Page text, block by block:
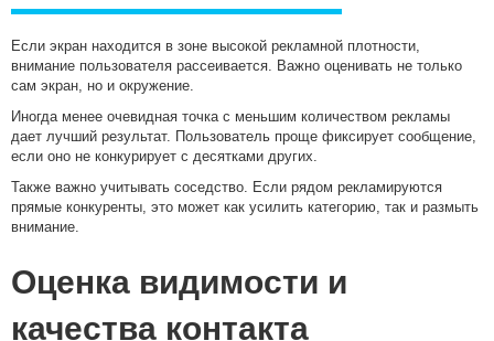
Если экран находится в зоне высокой рекламной плотности,
внимание пользователя рассеивается. Важно оценивать не только
сам экран, но и окружение.
Иногда менее очевидная точка с меньшим количеством рекламы
дает лучший результат. Пользователь проще фиксирует сообщение,
если оно не конкурирует с десятками других.
Также важно учитывать соседство. Если рядом рекламируются
прямые конкуренты, это может как усилить категорию, так и размыть
внимание.
Оценка видимости и
качества контакта